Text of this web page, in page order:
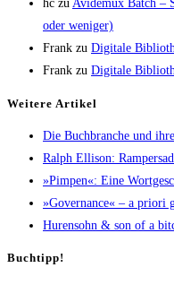
hc zu Avi­de­mux Batch –
oder weniger)
Frank zu Digi­ta­le
Frank zu Digi­ta­le
Wei­te­re Artikel
Die Buch­bran­che und
Ralph Elli­son:
»Pim­pen«: Eine
»Gover­nan­ce« – a prio­ri
Huren­sohn & son of a
Buch­tipp!